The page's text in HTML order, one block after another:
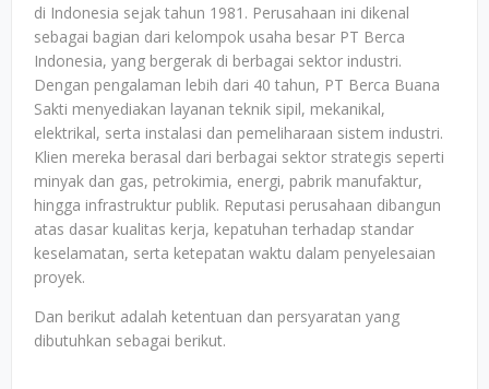
di Indonesia sejak tahun 1981. Perusahaan ini dikenal
sebagai bagian dari kelompok usaha besar PT Berca
Indonesia, yang bergerak di berbagai sektor industri.
Dengan pengalaman lebih dari 40 tahun, PT Berca Buana
Sakti menyediakan layanan teknik sipil, mekanikal,
elektrikal, serta instalasi dan pemeliharaan sistem industri.
Klien mereka berasal dari berbagai sektor strategis seperti
minyak dan gas, petrokimia, energi, pabrik manufaktur,
hingga infrastruktur publik. Reputasi perusahaan dibangun
atas dasar kualitas kerja, kepatuhan terhadap standar
keselamatan, serta ketepatan waktu dalam penyelesaian
proyek.
Dan berikut adalah ketentuan dan persyaratan yang
dibutuhkan sebagai berikut.